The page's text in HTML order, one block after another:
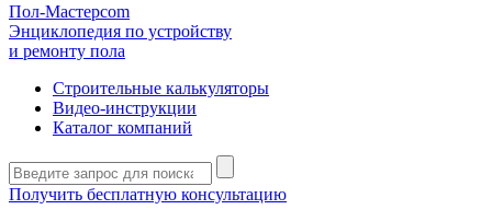
Пол-Мастерcom
Энциклопедия по устройству
и ремонту пола
Строительные калькуляторы
Видео-инструкции
Каталог компаний
Получить бесплатную консультацию